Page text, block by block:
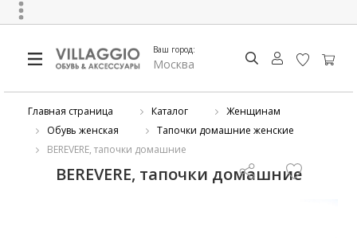
Ваш город:
Москва
Главная страница Каталог
Женщинам
Обувь женская
Тапочки домашние женские
BEREVERE, тапочки домашние
BEREVERE, тапочки домашние